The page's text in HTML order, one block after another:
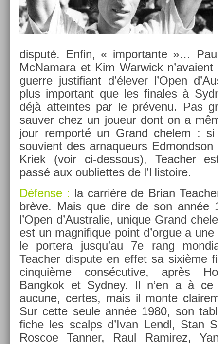
dis­puté. Enfin, « im­por­tante »…
McNamara et Kim War­wick
guer­re just­ifiant d’élever l’Open
plus im­por­tant que les fin­ales à
déjà at­tein­tes par le prévenu. Pas
sauv­er chez un joueur dont on a
jour re­mporté un Grand chelem :
souvient des ar­naqueurs
Kriek (voir ci-dessous), Teach­er
passé aux oub­liet­tes de l’His­toire.
Défense : la carrière de Brian
brève. Mais que dire de son année
l’Open d’Australie, uni­que Grand
est un mag­nifique point d’orgue a
le por­tera jusqu’au 7e rang
Teach­er dis­pute en effet sa sixième
cin­quiè­me con­sécutive, après
Bangkok et Syd­ney. Il n’en a à ce
aucune, cer­tes, mais il monte
Sur cette seule année 1980, son
fiche les scalps d’Ivan Lendl, Stan
Ros­coe Tann­er, Raul Ramirez,